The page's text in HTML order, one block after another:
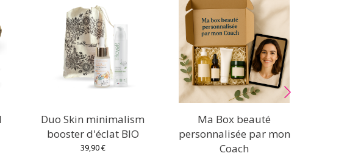
Duo Skin minimalism
booster d'éclat BIO
39,90 €
Ma Box beauté
personnalisée par mon
Coach